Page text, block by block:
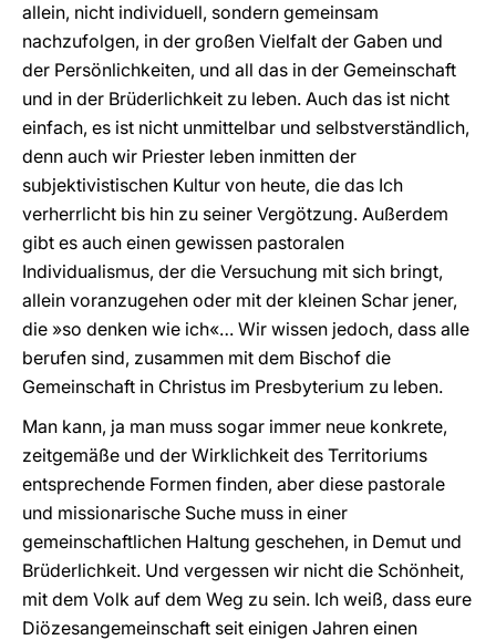
allein, nicht individuell, sondern gemeinsam
nachzufolgen, in der großen Vielfalt der Gaben und
der Persönlichkeiten, und all das in der Gemeinschaft
und in der Brüderlichkeit zu leben. Auch das ist nicht
einfach, es ist nicht unmittelbar und selbstverständlich,
denn auch wir Priester leben inmitten der
subjektivistischen Kultur von heute, die das Ich
verherrlicht bis hin zu seiner Vergötzung. Außerdem
gibt es auch einen gewissen pastoralen
Individualismus, der die Versuchung mit sich bringt,
allein voranzugehen oder mit der kleinen Schar jener,
die »so denken wie ich«… Wir wissen jedoch, dass alle
berufen sind, zusammen mit dem Bischof die
Gemeinschaft in Christus im Presbyterium zu leben.
Man kann, ja man muss sogar immer neue konkrete,
zeitgemäße und der Wirklichkeit des Territoriums
entsprechende Formen finden, aber diese pastorale
und missionarische Suche muss in einer
gemeinschaftlichen Haltung geschehen, in Demut und
Brüderlichkeit. Und vergessen wir nicht die Schönheit,
mit dem Volk auf dem Weg zu sein. Ich weiß, dass eure
Diözesangemeinschaft seit einigen Jahren einen